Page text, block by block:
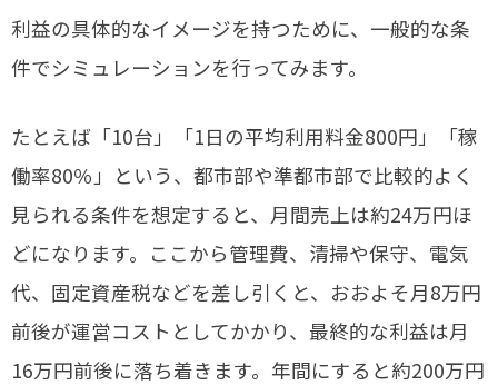
利益の具体的なイメージを持つために、一般的な条
件でシミュレーションを行ってみます。
たとえば「10台」「1日の平均利用料金800円」「稼
働率80％」という、都市部や準都市部で比較的よく
見られる条件を想定すると、月間売上は約24万円ほ
どになります。ここから管理費、清掃や保守、電気
代、固定資産税などを差し引くと、おおよそ月8万円
前後が運営コストとしてかかり、最終的な利益は月
16万円前後に落ち着きます。年間にすると約200万円